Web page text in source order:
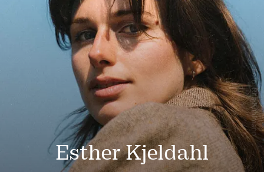
Esther Kjeldahl
Foto: Rita Kuhlmann